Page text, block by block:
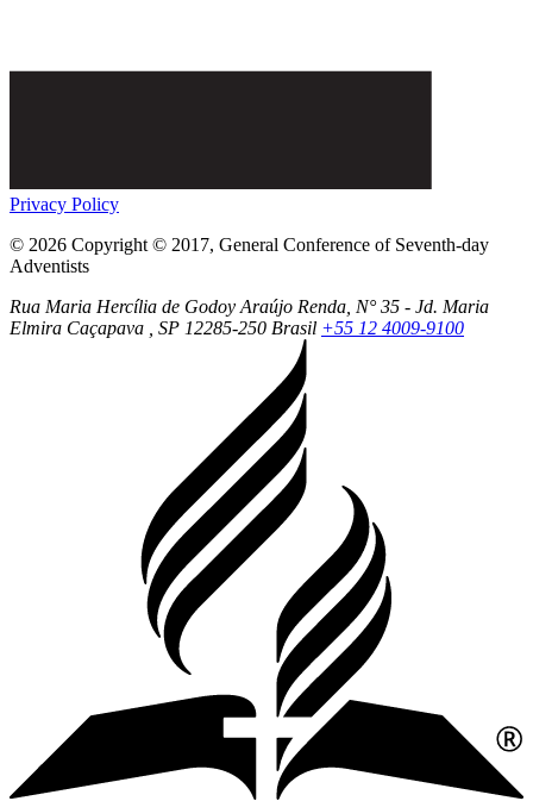
Privacy Policy
© 2026 Copyright © 2017, General Conference of Seventh-day
Adventists
Rua Maria Hercília de Godoy Araújo Renda, N° 35 - Jd. Maria
Elmira Caçapava , SP 12285-250 Brasil +55 12 4009-9100